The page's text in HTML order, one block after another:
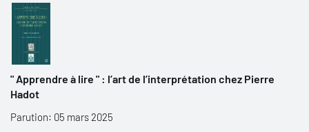
" Apprendre à lire " : l’art de l’interprétation chez Pierre
Hadot
Parution: 05 mars 2025